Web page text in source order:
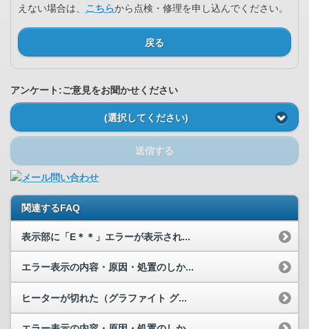
えない場合は、 こちらから点検・修理を申し込んでください。
戻る
アンケート:ご意見をお聞かせください
(選択してください)
送信する
関連するFAQ
表示部に「E＊＊」エラーが表示され...
エラー表示の内容・原因・処置のしか...
ヒーターが切れた（グラファイト グ...